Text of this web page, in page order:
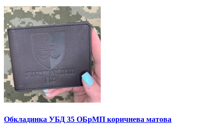
Обкладинка УБД 35 ОБрМП коричнева матова